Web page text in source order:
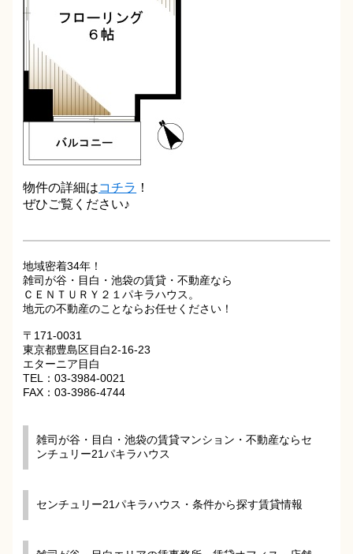
物件の詳細はコチラ ！
ぜひご覧ください♪
地域密着34年！
雑司が谷・目白・池袋の賃貸・不動産なら
ＣＥＮＴＵＲＹ２１パキラハウス。
地元の不動産のことならお任せください！
〒171-0031
東京都豊島区目白2-16-23
エターニア目白
TEL：03-3984-0021
FAX：03-3986-4744
雑司が谷・目白・池袋の賃貸マンション・不動産ならセ
ンチュリー21パキラハウス
センチュリー21パキラハウス・条件から探す賃貸情報